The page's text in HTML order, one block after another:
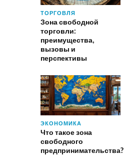
ТОРГОВЛЯ
Зона свободной
торговли:
преимущества,
вызовы и
перспективы
ЭКОНОМИКА
Что такое зона
свободного
предпринимательства?